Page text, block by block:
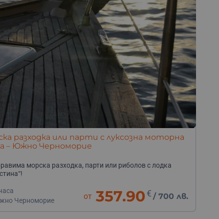
разходка или парти с луксозна моторна
– Южно Черноморие
морска разходка, парти или риболов с лодка
Черноморие
от 357.90 € / 700 лв.